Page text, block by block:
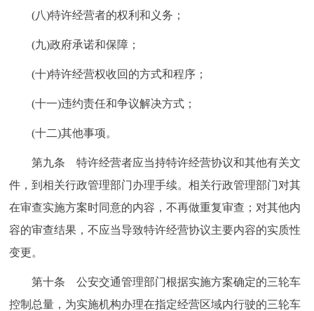
(八)特许经营者的权利和义务；
(九)政府承诺和保障；
(十)特许经营权收回的方式和程序；
(十一)违约责任和争议解决方式；
(十二)其他事项。
第九条 特许经营者应当持特许经营协议和其他有关文
件，到相关行政管理部门办理手续。相关行政管理部门对其
在审查实施方案时同意的内容，不再做重复审查；对其他内
容的审查结果，不应当导致特许经营协议主要内容的实质性
变更。
第十条 公安交通管理部门根据实施方案确定的三轮车
控制总量，为实施机构办理在指定经营区域内行驶的三轮车